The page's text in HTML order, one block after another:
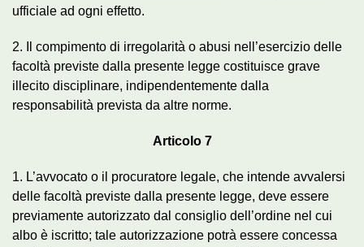
ufficiale ad ogni effetto.
2. Il compimento di irregolarità o abusi nell’esercizio delle
facoltà previste dalla presente legge costituisce grave
illecito disciplinare, indipendentemente dalla
responsabilità prevista da altre norme.
Articolo 7
1. L’avvocato o il procuratore legale, che intende avvalersi
delle facoltà previste dalla presente legge, deve essere
previamente autorizzato dal consiglio dell’ordine nel cui
albo è iscritto; tale autorizzazione potrà essere concessa